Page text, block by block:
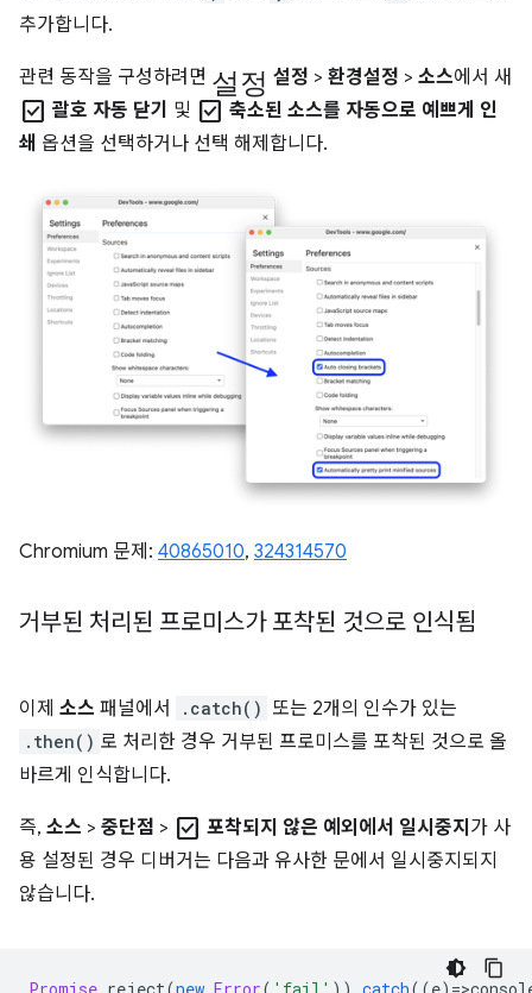
추가합니다.
관련 동작을 구성하려면 설정 설정 > 환경설정 > 소스에서 새
check_box 괄호 자동 닫기 및 check_box 축소된 소스를 자동으로 예쁘게 인
쇄 옵션을 선택하거나 선택 해제합니다.
Chromium 문제: 40865010, 324314570
거부된 처리된 프로미스가 포착된 것으로 인식됨
이제 소스 패널에서 .catch() 또는 2개의 인수가 있는
.then() 로 처리한 경우 거부된 프로미스를 포착된 것으로 올
바르게 인식합니다.
즉, 소스 > 중단점 > check_box 포착되지 않은 예외에서 일시중지 가 사
용 설정된 경우 디버거는 다음과 유사한 문에서 일시중지되지
않습니다.